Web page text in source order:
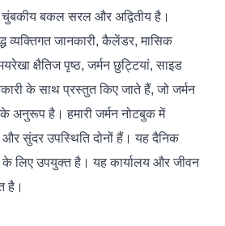
बकल सरल और अद्वितीय है।
व्यक्तिगत जानकारी, कैलेंडर, मासिक
क्षैतिज पृष्ठ, जर्मन छुट्टियां, साइड
के साथ प्रस्तुत किए जाते हैं, जो जर्मन
अनुरूप है। हमारी जर्मन नोटबुक में
और सुंदर उपस्थिति दोनों हैं। यह दैनिक
के लिए उपयुक्त है। यह कार्यालय और जीवन
है।